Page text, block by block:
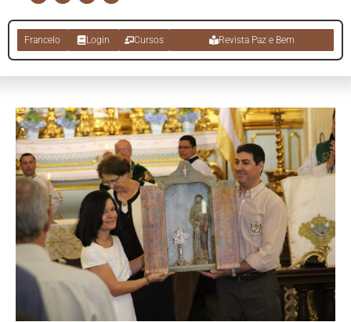
Francelo Login Cursos Revista Paz e Bem